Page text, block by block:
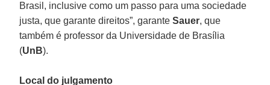
Brasil, inclusive como um passo para uma sociedade
justa, que garante direitos”, garanteSauer, que
também é professor da Universidade de Brasília
(UnB).
Local do julgamento